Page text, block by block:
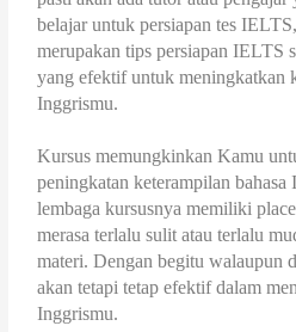
belajar untuk persiapan tes
merupakan tips persiapan IELTS
yang efektif untuk meningkatkan
Inggrismu.
Kursus memungkinkan Kamu
peningkatan keterampilan
lembaga kursusnya memiliki
merasa terlalu sulit atau terlalu
materi. Dengan begitu walaupun
akan tetapi tetap efektif dalam
Inggrismu.